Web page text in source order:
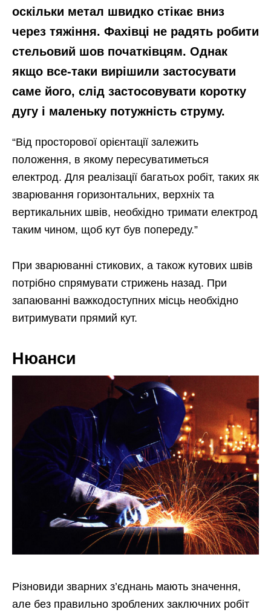
оскільки метал швидко стікає вниз
через тяжіння. Фахівці не радять робити
стельовий шов початківцям. Однак
якщо все-таки вирішили застосувати
саме його, слід застосовувати коротку
дугу і маленьку потужність струму.
“Від просторової орієнтації залежить
положення, в якому пересуватиметься
електрод. Для реалізації багатьох робіт, таких як
зварювання горизонтальних, верхніх та
вертикальних швів, необхідно тримати електрод
таким чином, щоб кут був попереду.”
При зварюванні стикових, а також кутових швів
потрібно спрямувати стрижень назад. При
запаюванні важкодоступних місць необхідно
витримувати прямий кут.
Нюанси
Різновиди зварних з’єднань мають значення,
але без правильно зроблених заключних робіт